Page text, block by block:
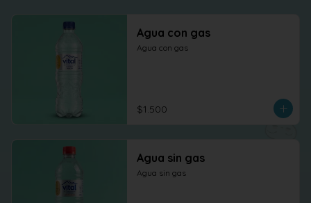
Agua con gas
Agua con gas
$1.500
Agua sin gas
Agua sin gas